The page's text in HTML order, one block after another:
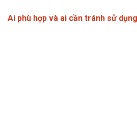
Ai phù hợp và ai cần tránh sử